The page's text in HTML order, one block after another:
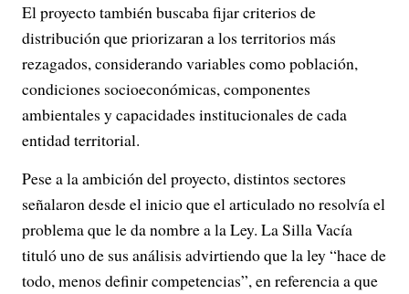
El proyecto también buscaba fijar criterios de
distribución que priorizaran a los territorios más
rezagados, considerando variables como población,
condiciones socioeconómicas, componentes
ambientales y capacidades institucionales de cada
entidad territorial.
Pese a la ambición del proyecto, distintos sectores
señalaron desde el inicio que el articulado no resolvía el
problema que le da nombre a la Ley. La Silla Vacía
tituló uno de sus análisis advirtiendo que la ley “hace de
todo, menos definir competencias”, en referencia a que